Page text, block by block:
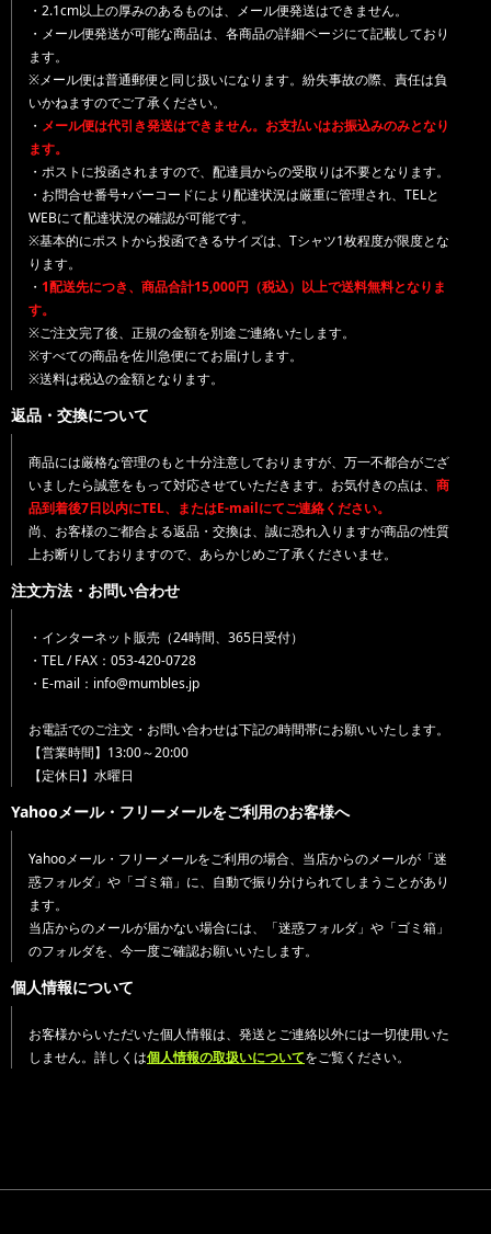
・2.1cm以上の厚みのあるものは、メール便発送はできません。
・メール便発送が可能な商品は、各商品の詳細ページにて記載しており
ます。
※メール便は普通郵便と同じ扱いになります。紛失事故の際、責任は負
いかねますのでご了承ください。
・ メール便は代引き発送はできません。お支払いはお振込みのみとなり
ます。
・ポストに投函されますので、配達員からの受取りは不要となります。
・お問合せ番号+バーコードにより配達状況は厳重に管理され、TELと
WEBにて配達状況の確認が可能です。
※基本的にポストから投函できるサイズは、Tシャツ1枚程度が限度とな
ります。
・ 1配送先につき、商品合計15,000円（税込）以上で送料無料となりま
す。
※ご注文完了後、正規の金額を別途ご連絡いたします。
※すべての商品を佐川急便にてお届けします。
※送料は税込の金額となります。
返品・交換について
商品には厳格な管理のもと十分注意しておりますが、万一不都合がござ
いましたら誠意をもって対応させていただきます。お気付きの点は、 商
品到着後7日以内にTEL、またはE-mailにてご連絡ください。
尚、お客様のご都合よる返品・交換は、誠に恐れ入りますが商品の性質
上お断りしておりますので、あらかじめご了承くださいませ。
注文方法・お問い合わせ
・インターネット販売（24時間、365日受付）
・TEL / FAX：053-420-0728
・E-mail：info@mumbles.jp
お電話でのご注文・お問い合わせは下記の時間帯にお願いいたします。
【営業時間】13:00～20:00
【定休日】水曜日
Yahooメール・フリーメールをご利用のお客様へ
Yahooメール・フリーメールをご利用の場合、当店からのメールが「迷
惑フォルダ」や「ゴミ箱」に、自動で振り分けられてしまうことがあり
ます。
当店からのメールが届かない場合には、「迷惑フォルダ」や「ゴミ箱」
のフォルダを、今一度ご確認お願いいたします。
個人情報について
お客様からいただいた個人情報は、発送とご連絡以外には一切使用いた
しません。詳しくは個人情報の取扱いについてをご覧ください。